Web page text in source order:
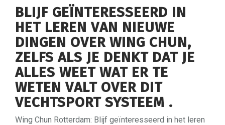
BLIJF GEÏNTERESSEERD IN
HET LEREN VAN NIEUWE
DINGEN OVER WING CHUN,
ZELFS ALS JE DENKT DAT JE
ALLES WEET WAT ER TE
WETEN VALT OVER DIT
VECHTSPORT SYSTEEM .
Wing Chun Rotterdam: Blijf geïnteresseerd in het leren